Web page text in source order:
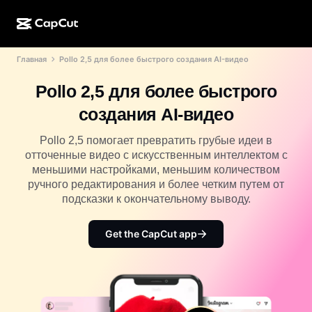
Веб-версия CapCut
CapCut Pad
Мобильная версия CapCut
Dreamina AI
ИИ-дизайн
ИИ-генератор видео
ИИ-генератор изображений
Dreamina Seedance 2.5
Nano Banana Pro
Gemini Omni
ИИ-инструменты
Редактор и генератор видео
Редактор и генератор изображений
Редактор и генератор голоса
Соцсети
Праздничные шаблоны
Еще
Шаблоны календарей
Шаблоны для годовщин
Шаблоны эффектов
Сообщество
Инициативы
Партнеры
Программа первопроходцев
Программа творческих партнеров
Главная Pollo 2,5 для более быстрого создания AI-видео
Pollo 2,5 для более быстрого
создания AI-видео
Pollo 2,5 помогает превратить грубые идеи в
отточенные видео с искусственным интеллектом с
меньшими настройками, меньшим количеством
ручного редактирования и более четким путем от
подсказки к окончательному выводу.
Get the CapCut app